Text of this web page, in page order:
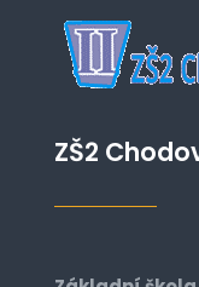
ZŠ2